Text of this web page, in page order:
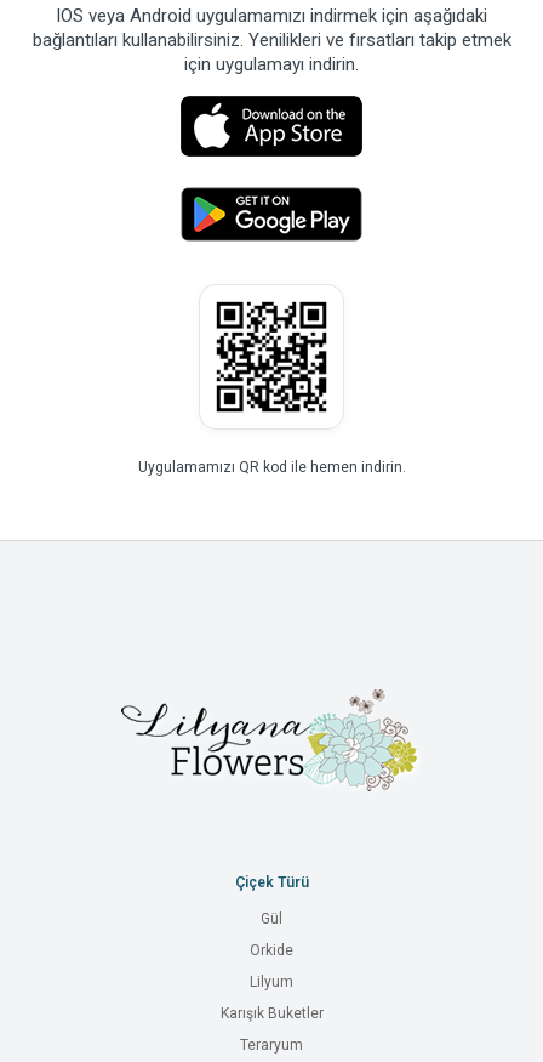
IOS veya Android uygulamamızı indirmek için aşağıdaki
bağlantıları kullanabilirsiniz. Yenilikleri ve fırsatları takip etmek
için uygulamayı indirin.
Uygulamamızı QR kod ile hemen indirin.
Çiçek Türü
Gül
Orkide
Lilyum
Karışık Buketler
Teraryum